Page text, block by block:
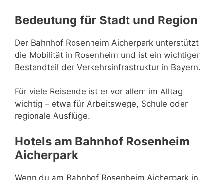
Bedeutung für Stadt und Region
Der Bahnhof Rosenheim Aicherpark unterstützt
die Mobilität in Rosenheim und ist ein wichtiger
Bestandteil der Verkehrsinfrastruktur in Bayern.
Für viele Reisende ist er vor allem im Alltag
wichtig – etwa für Arbeitswege, Schule oder
regionale Ausflüge.
Hotels am Bahnhof Rosenheim
Aicherpark
Wenn du am Bahnhof Rosenheim Aicherpark in